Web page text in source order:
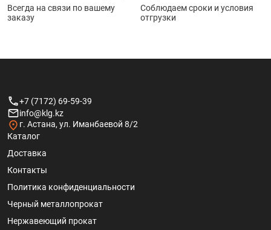
Всегда на связи по вашему
заказу
Соблюдаем сроки и условия
отгрузки
+7 (7172) 69-59-39
info@klg.kz
г. Астана, ул. Иманбаевой 8/2
Каталог
Доставка
Контакты
Политика конфиденциальности
Черный металлопрокат
Нержавеющий прокат